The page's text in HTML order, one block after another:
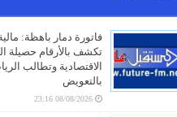
فاتورة دمار باهظة:
تكشف بالأرقام حصيلة
الاقتصادية وتطالب
بالتعويض
08/08/2026 23:16